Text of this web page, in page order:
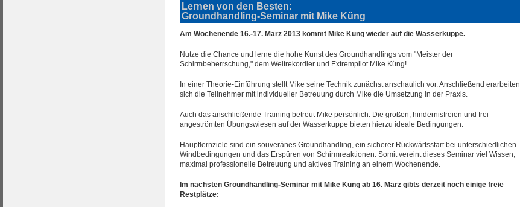
Lernen von den Besten:
Groundhandling-Seminar mit Mike Küng
Am Wochenende 16.-17. März 2013 kommt Mike Küng wieder auf die Wasserkuppe.
Nutze die Chance und lerne die hohe Kunst des Groundhandlings vom "Meister der
Schirmbeherrschung," dem Weltrekordler und Extrempilot Mike Küng!
In einer Theorie-Einführung stellt Mike seine Technik zunächst anschaulich vor. Anschließend erarbeiten
sich die Teilnehmer mit individueller Betreuung durch Mike die Umsetzung in der Praxis.
Auch das anschließende Training betreut Mike persönlich. Die großen, hindernisfreien und frei
angeströmten Übungswiesen auf der Wasserkuppe bieten hierzu ideale Bedingungen.
Hauptlernziele sind ein souveränes Groundhandling, ein sicherer Rückwärtsstart bei unterschiedlichen
Windbedingungen und das Erspüren von Schirmreaktionen. Somit vereint dieses Seminar viel Wissen,
maximal professionelle Betreuung und aktives Training an einem Wochenende.
Im nächsten Groundhandling-Seminar mit Mike Küng ab 16. März gibts derzeit noch einige freie
Restplätze: